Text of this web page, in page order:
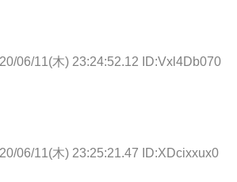
06/11(木) 23:24:52.12 ID:Vxl4Db070
06/11(木) 23:25:21.47 ID:XDcixxux0